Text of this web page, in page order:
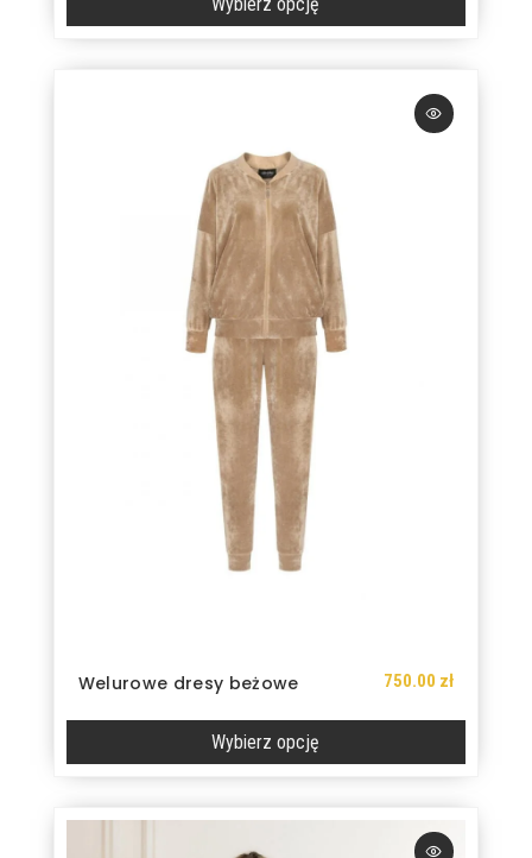
Wybierz opcję
Ten
produkt
wariantów.
Opcje
można
wybrać
na
stronie
produktu
Welurowe dresy beżowe 750.00 zł
Wybierz opcję
Ten
produkt